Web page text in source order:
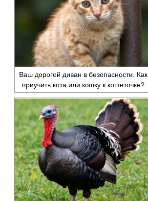
Ваш дорогой диван в безопасности. Как
приучить кота или кошку к когтеточке?